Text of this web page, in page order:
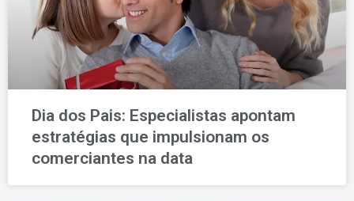
Dia dos Pais: Especialistas apontam
estratégias que impulsionam os
comerciantes na data